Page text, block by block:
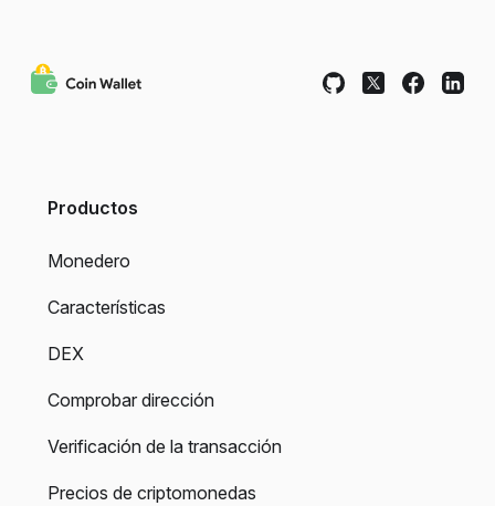
Productos
Monedero
Características
DEX
Comprobar dirección
Verificación de la transacción
Precios de criptomonedas